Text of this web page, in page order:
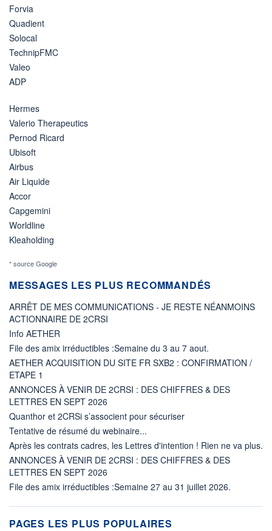
Forvia
Quadient
Solocal
TechnipFMC
Valeo
ADP
Hermes
Valerio Therapeutics
Pernod Ricard
Ubisoft
Airbus
Air Liquide
Accor
Capgemini
Worldline
Kleaholding
* source Google
MESSAGES LES PLUS RECOMMANDÉS
ARRÊT DE MES COMMUNICATIONS - JE RESTE NÉANMOINS
ACTIONNAIRE DE 2CRSI
Info AETHER
File des amix irréductibles :Semaine du 3 au 7 aout.
AETHER ACQUISITION DU SITE FR SXB2 : CONFIRMATION /
ETAPE 1
ANNONCES À VENIR DE 2CRSI : DES CHIFFRES & DES
LETTRES EN SEPT 2026
Quanthor et 2CRSi s’associent pour sécuriser
Tentative de résumé du webinaire...
Après les contrats cadres, les Lettres d'intention ! Rien ne va plus.
ANNONCES À VENIR DE 2CRSI : DES CHIFFRES & DES
LETTRES EN SEPT 2026
File des amix irréductibles :Semaine 27 au 31 juillet 2026.
PAGES LES PLUS POPULAIRES